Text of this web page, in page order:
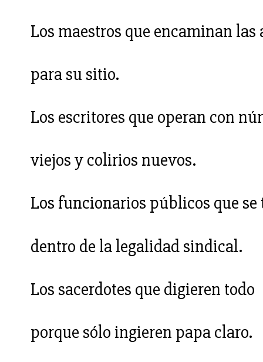
Los maestros que encaminan las
para su sitio.
Los escritores que operan con
viejos y colirios nuevos.
Los funcionarios públicos que
dentro de la legalidad sindical.
Los sacerdotes que digieren todo
porque sólo ingieren papa claro.